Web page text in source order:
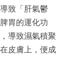
致「肝氣鬱
胃的運化功
導致濕氣積聚
皮膚上，便成